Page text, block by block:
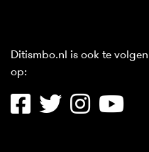
Ditismbo.nl is ook te volgen
op: